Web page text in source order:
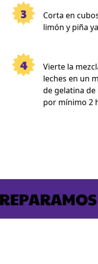
3
Corta en
limón y piña
4
Vierte la
leches en un
de gelatina
por mínimo 2